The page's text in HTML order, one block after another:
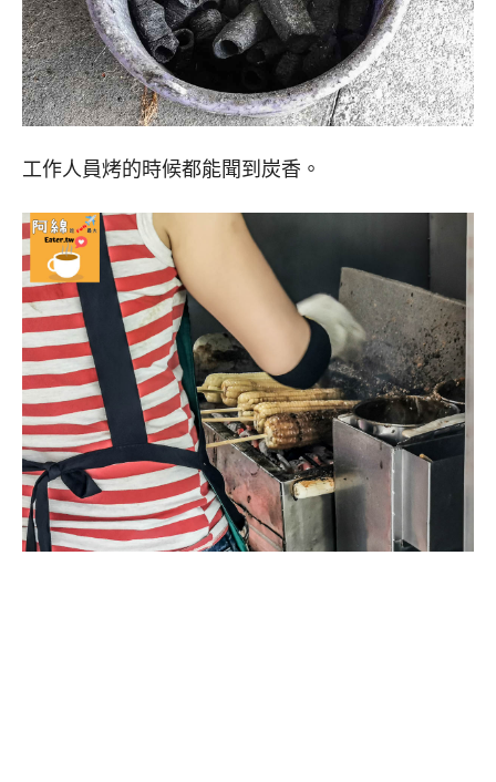
工作人員烤的時候都能聞到炭香。